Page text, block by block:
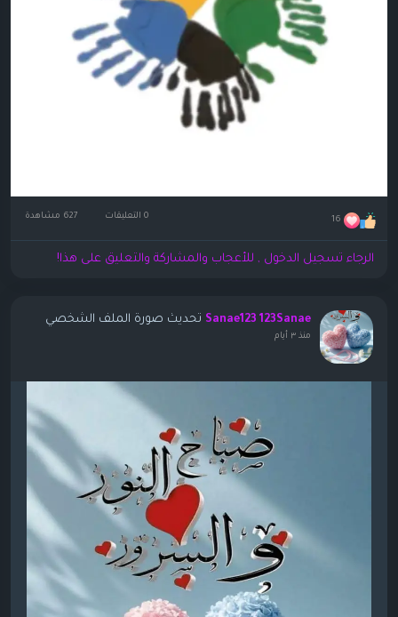
16 0 التعليقات
الرجاء تسجيل الدخول , للأعجاب والمشاركة والتعليق على هذا!
Sanae123 123Sanae تحديث صورة الملف الشخصي
منذ ٣ أيام